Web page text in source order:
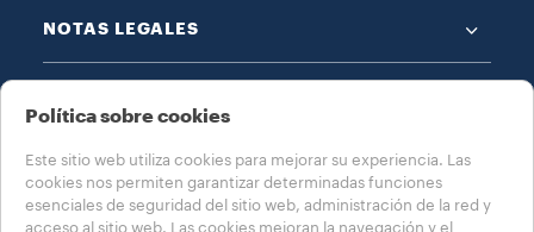
NOTAS LEGALES
ELIJA SU PAÍS
Política sobre cookies
Este sitio web utiliza cookies para mejorar su experiencia. Las
cookies nos permiten garantizar determinadas funciones
esenciales de seguridad del sitio web, administración de la red y
acceso al sitio web. Las cookies mejoran la navegación y el